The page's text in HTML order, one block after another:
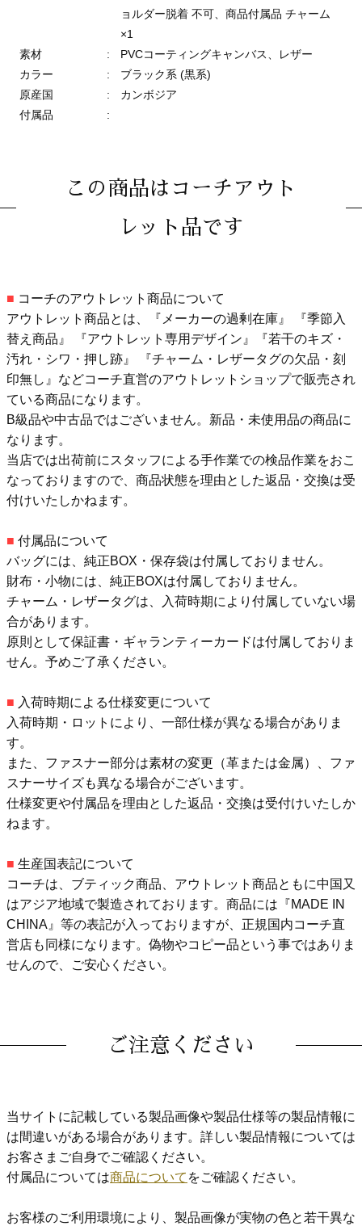
ョルダー脱着 不可、商品付属品 チャーム
×1
素材
:
PVCコーティングキャンバス、レザー
カラー
:
ブラック系 (黒系)
原産国
:
カンボジア
付属品
:
この商品はコーチアウト
レット品です
■ コーチのアウトレット商品について
アウトレット商品とは、『メーカーの過剰在庫』 『季節入
替え商品』 『アウトレット専用デザイン』『若干のキズ・
汚れ・シワ・押し跡』 『チャーム・レザータグの欠品・刻
印無し』などコーチ直営のアウトレットショップで販売され
ている商品になります。
B級品や中古品ではございません。新品・未使用品の商品に
なります。
当店では出荷前にスタッフによる手作業での検品作業をおこ
なっておりますので、商品状態を理由とした返品・交換は受
付けいたしかねます。
■ 付属品について
バッグには、純正BOX・保存袋は付属しておりません。
財布・小物には、純正BOXは付属しておりません。
チャーム・レザータグは、入荷時期により付属していない場
合があります。
原則として保証書・ギャランティーカードは付属しておりま
せん。予めご了承ください。
■ 入荷時期による仕様変更について
入荷時期・ロットにより、一部仕様が異なる場合がありま
す。
また、ファスナー部分は素材の変更（革または金属）、ファ
スナーサイズも異なる場合がございます。
仕様変更や付属品を理由とした返品・交換は受付けいたしか
ねます。
■ 生産国表記について
コーチは、ブティック商品、アウトレット商品ともに中国又
はアジア地域で製造されております。商品には『MADE IN
CHINA』等の表記が入っておりますが、正規国内コーチ直
営店も同様になります。偽物やコピー品という事ではありま
せんので、ご安心ください。
ご注意ください
当サイトに記載している製品画像や製品仕様等の製品情報に
は間違いがある場合があります。詳しい製品情報については
お客さまご自身でご確認ください。
付属品については商品について をご確認ください。
お客様のご利用環境により、製品画像が実物の色と若干異な